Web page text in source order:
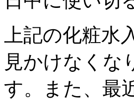
上記の化粧
見かけなくな
す。また、最